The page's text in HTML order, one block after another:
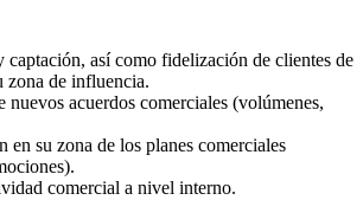
así como fidelización de clientes de
zona de influencia.
nuevos acuerdos comerciales (volúmenes,
en su zona de los planes comerciales
comercial a nivel interno.